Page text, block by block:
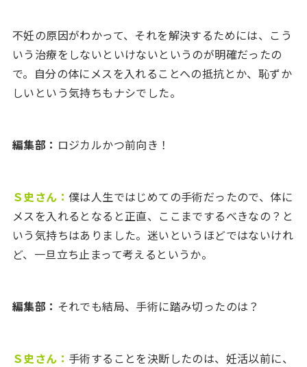
不妊の原因がわかって、それを解決するためには、こう
いう治療をしないといけないというのが明確だったの
で。自分の体にメスを入れることへの抵抗とか、恥ずか
しいという気持ちもナシでした。
編集部： ロジカルかつ前向き！
Ｓ史さん： 僕は人生ではじめての手術だったので、体に
メスを入れるとなると正直、ここまでするべきなの？と
いう気持ちはありました。迷いというほどではないけれ
ど、一旦立ち止まって考えるというか。
編集部： それでも結局、手術に踏み切ったのは？
Ｓ史さん： 手術することを決断したのは、妊活以前に、